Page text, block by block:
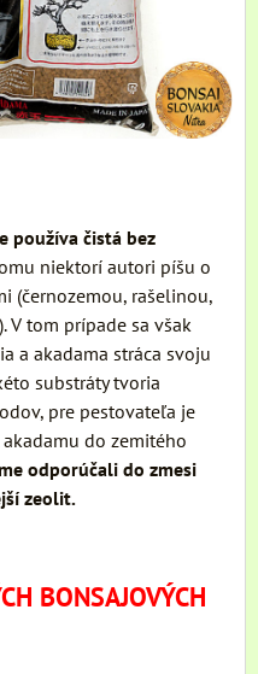
používa čistá bez
niektorí autori píšu o
(černozemou, rašelinou,
V tom prípade sa však
a akadama stráca svoju
substráty tvoria
pre pestovateľa je
do zemitého
odporúčali do zmesi
zeolit.
BONSAJOVÝCH